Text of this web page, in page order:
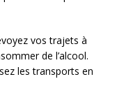
vos trajets à
de l’alcool.
les transports en